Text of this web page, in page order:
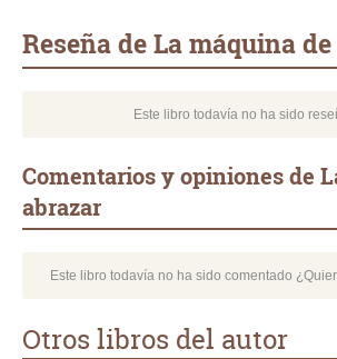
Reseña de La máquina
Este libro todavía no ha sido
Comentarios y opiniones de
abrazar
Este libro todavía no ha sido comentado
Otros libros del autor